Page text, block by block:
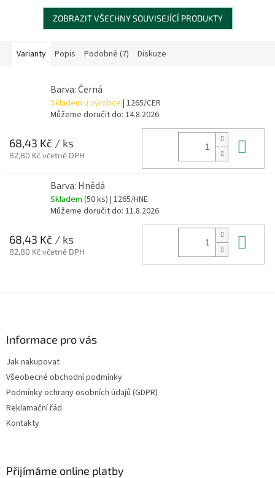
ZOBRAZIT VŠECHNY SOUVISEJÍCÍ PRODUKTY
Varianty Popis Podobné (7) Diskuze
Barva: Černá
Skladem u výrobce | 1265/CER
Můžeme doručit do: 14.8.2026
68,43 Kč / ks
82,80 Kč včetně DPH
Barva: Hnědá
Skladem (50 ks) | 1265/HNE
Můžeme doručit do: 11.8.2026
68,43 Kč / ks
82,80 Kč včetně DPH
Informace pro vás
Jak nakupovat
Všeobecné obchodní podmínky
Podmínky ochrany osobních údajů (GDPR)
Reklamační řád
Kontakty
Přijímáme online platby